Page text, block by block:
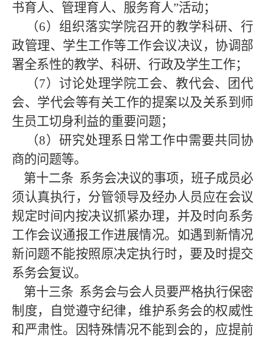
书育人、管理育人、服务育人”活动；
（6）组织落实学院召开的教学科研、行
政管理、学生工作等工作会议决议，协调部
署全系性的教学、科研、行政及学生工作；
（7）讨论处理学院工会、教代会、团代
会、学代会等有关工作的提案以及关系到师
生员工切身利益的重要问题；
（8）研究处理系日常工作中需要共同协
商的问题等。
第十二条 系务会决议的事项，班子成员必
须认真执行，分管领导及经办人员应在会议
规定时间内按决议抓紧办理，并及时向系务
工作会议通报工作进展情况。如遇到新情况
新问题不能按照原决定执行时，要及时提交
系务会复议。
第十三条 系务会与会人员要严格执行保密
制度，自觉遵守纪律，维护系务会的权威性
和严肃性。因特殊情况不能到会的，应提前